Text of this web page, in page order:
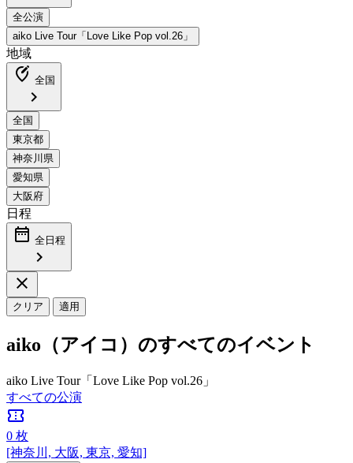
地域
edit_location_alt 全国
chevron_right
日程
date_range 全日程
chevron_right
close
クリア 適用
aiko（アイコ）のすべてのイベント
aiko Live Tour「Love Like Pop vol.26」
すべての公演
confirmation_number
0 枚
[神奈川, 大阪, 東京, 愛知]